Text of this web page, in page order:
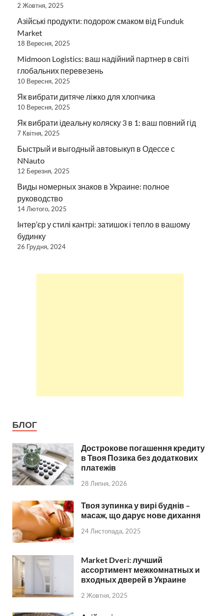
2 Жовтня, 2025
Азійські продукти: подорож смаком від Funduk
Market
18 Вересня, 2025
Midmoon Logistics: ваш надійний партнер в світі
глобальних перевезень
10 Вересня, 2025
Як вибрати дитяче ліжко для хлопчика
10 Вересня, 2025
Як вибрати ідеальну коляску 3 в 1: ваш повний гід
7 Квітня, 2025
Быстрый и выгодный автовыкуп в Одессе с
NNauto
12 Березня, 2025
Виды номерных знаков в Украине: полное
руководство
14 Лютого, 2025
Інтер’єр у стилі кантрі: затишок і тепло в вашому
будинку
26 Грудня, 2024
БЛОГ
Дострокове погашення кредиту
в Твоя Позика без додаткових
платежів
28 Липня, 2026
Твоя зупинка у вирі буднів –
масаж, що дарує нове дихання
24 Листопада, 2025
Market Dveri: лучший
ассортимент межкомнатных и
входных дверей в Украине
2 Жовтня, 2025